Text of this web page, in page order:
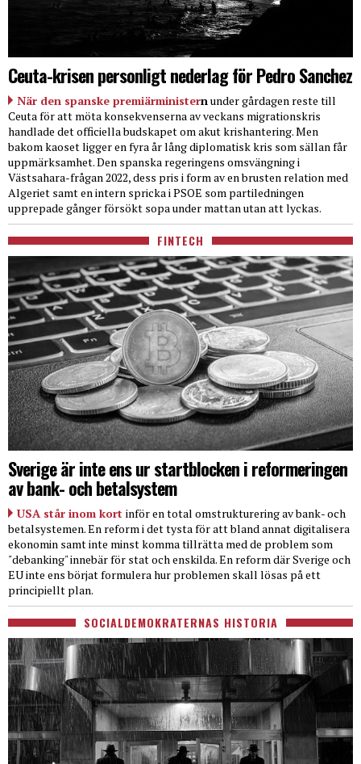
Ceuta-krisen personligt nederlag för Pedro Sanchez
När den spanske premiärministern under gårdagen reste till
Ceuta för att möta konsekvenserna av veckans migrationskris
handlade det officiella budskapet om akut krishantering. Men
bakom kaoset ligger en fyra år lång diplomatisk kris som sällan får
uppmärksamhet. Den spanska regeringens omsvängning i
Västsahara-frågan 2022, dess pris i form av en brusten relation med
Algeriet samt en intern spricka i PSOE som partiledningen
upprepade gånger försökt sopa under mattan utan att lyckas.
FINTECH
Sverige är inte ens ur startblocken i reformeringen
av bank- och betalsystem
USA står inom kort inför en total omstrukturering av bank- och
betalsystemen. En reform i det tysta för att bland annat digitalisera
ekonomin samt inte minst komma tillrätta med de problem som
"debanking" innebär för stat och enskilda. En reform där Sverige och
EU inte ens börjat formulera hur problemen skall lösas på ett
principiellt plan.
SOCIALDEMOKRATERNAS HISTORIA